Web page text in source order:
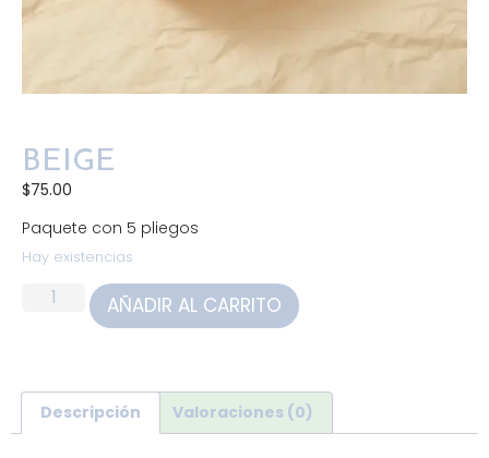
BEIGE
$75.00
Paquete con 5 pliegos
Hay existencias
AÑADIR AL CARRITO
Descripción Valoraciones (0)